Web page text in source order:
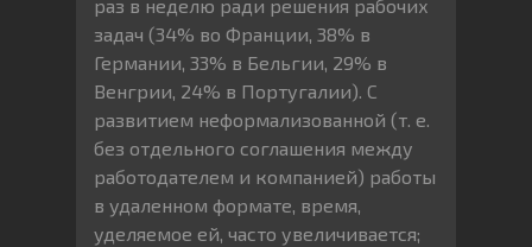
раз в неделю ради решения рабочих
задач (34% во Франции, 38% в
Германии, 33% в Бельгии, 29% в
Венгрии, 24% в Португалии). С
развитием неформализованной (т. е.
без отдельного соглашения между
работодателем и компанией) работы
в удаленном формате, время,
уделяемое ей, часто увеличивается;